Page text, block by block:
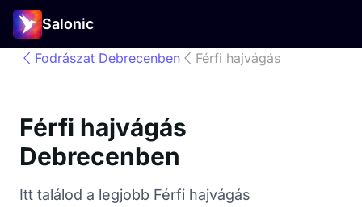
Salonic
Fodrászat Debrecenben Férfi hajvágás
Férfi hajvágás
Debrecenben
Itt találod a legjobb Férfi hajvágás